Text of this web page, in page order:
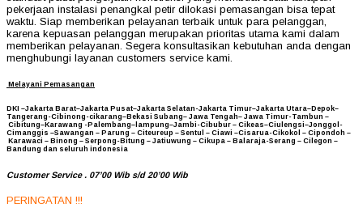
pekerjaan instalasi penangkal petir dilokasi pemasangan bisa tepat
waktu. Siap memberikan pelayanan terbaik untuk para pelanggan,
karena kepuasan pelanggan merupakan prioritas utama kami dalam
memberikan pelayanan. Segera konsultasikan kebutuhan anda dengan
menghubungi layanan customers service kami.
Melayani Pemasangan
DKI –Jakarta Barat–Jakarta Pusat–Jakarta Selatan-Jakarta Timur–Jakarta Utara–Depok–
Tangerang-Cibinong-cikarang–Bekasi Subang– Jawa Tengah– Jawa Timur-Tambun –
Cibitung–Karawang -Palembang–lampung–Jambi-Cibubur – Cikeas–Ciulengsi–Jonggol-
Cimanggis –Sawangan – Parung – Citeureup – Sentul – Ciawi –Cisarua-Cikokol – Cipondoh –
Karawaci – Binong – Serpong-Bitung – Jatiuwung – Cikupa – Balaraja-Serang – Cilegon –
Bandung dan seluruh indonesia
Customer Service . 07’00 Wib s/d 20’00 Wib
PERINGATAN !!!